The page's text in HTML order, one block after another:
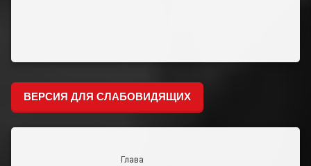
ВЕРСИЯ ДЛЯ СЛАБОВИДЯЩИХ
Глава